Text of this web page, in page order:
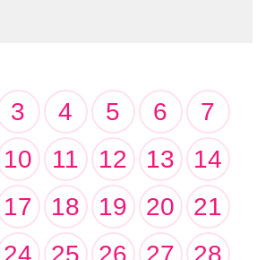
3 4 5 6
7
10 11 12 13
14
17 18 19 20
21
24 25 26 27
28